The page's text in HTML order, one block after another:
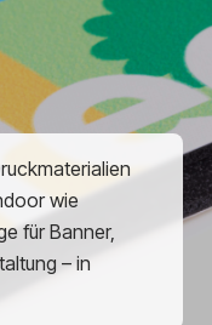
wie
für Banner,
– in